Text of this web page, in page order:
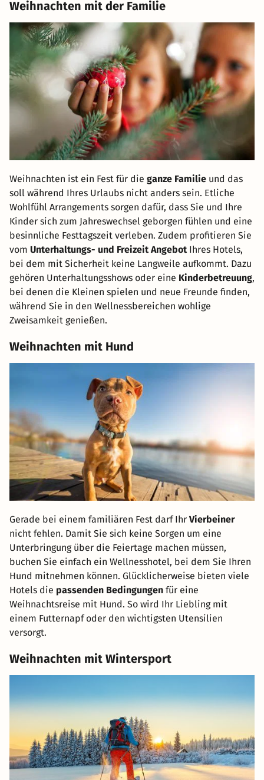
Weihnachten mit der Familie
Weihnachten ist ein Fest für die ganze Familie und das
soll während Ihres Urlaubs nicht anders sein. Etliche
Wohlfühl Arrangements sorgen dafür, dass Sie und Ihre
Kinder sich zum Jahreswechsel geborgen fühlen und eine
besinnliche Festtagszeit verleben. Zudem profitieren Sie
vom Unterhaltungs- und Freizeit AngebotIhres Hotels,
bei dem mit Sicherheit keine Langweile aufkommt. Dazu
gehören Unterhaltungsshows oder eine Kinderbetreuung,
bei denen die Kleinen spielen und neue Freunde finden,
während Sie in den Wellnessbereichen wohlige
Zweisamkeit genießen.
Weihnachten mit Hund
Gerade bei einem familiären Fest darf Ihr Vierbeiner
nicht fehlen. Damit Sie sich keine Sorgen um eine
Unterbringung über die Feiertage machen müssen,
buchen Sie einfach ein Wellnesshotel, bei dem Sie Ihren
Hund mitnehmen können. Glücklicherweise bieten viele
Hotels die passenden Bedingungen für eine
Weihnachtsreise mit Hund. So wird Ihr Liebling mit
einem Futternapf oder den wichtigsten Utensilien
versorgt.
Weihnachten mit Wintersport